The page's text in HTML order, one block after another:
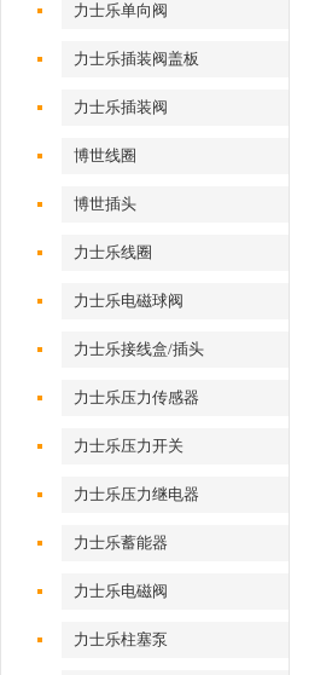
力士乐单向阀
力士乐插装阀盖板
力士乐插装阀
博世线圈
博世插头
力士乐线圈
力士乐电磁球阀
力士乐接线盒/插头
力士乐压力传感器
力士乐压力开关
力士乐压力继电器
力士乐蓄能器
力士乐电磁阀
力士乐柱塞泵